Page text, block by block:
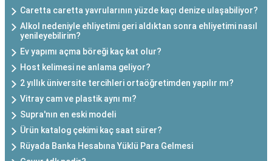
Caretta caretta yavrularının yüzde kaçı denize ulaşabiliyor?
Alkol nedeniyle ehliyetimi geri aldıktan sonra ehliyetimi nasıl
yenileyebilirim?
Ev yapımı açma böreği kaç kat olur?
Host kelimesi ne anlama geliyor?
2 yıllık üniversite tercihleri ortaöğretimden yapılır mı?
Vitray cam ve plastik aynı mı?
Supra'nın en eski modeli
Ürün katalog çekimi kaç saat sürer?
Rüyada Banka Hesabına Yüklü Para Gelmesi